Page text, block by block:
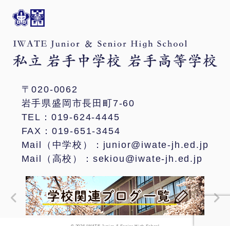
〒020-0062
岩手県盛岡市長田町7-60
TEL：019-624-4445
FAX：019-651-3454
Mail（中学校）：junior@iwate-jh.ed.jp
Mail（高校）：sekiou@iwate-jh.ed.jp